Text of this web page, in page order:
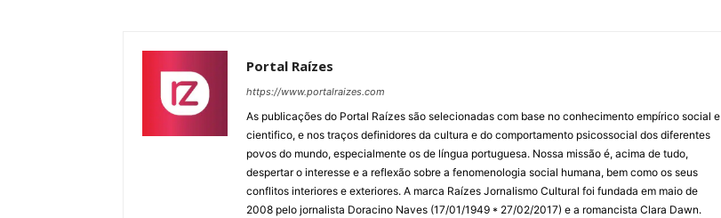
Portal Raízes
https://www.portalraizes.com
As publicações do Portal Raízes são selecionadas com base no conhecimento empírico social e
cientifico, e nos traços definidores da cultura e do comportamento psicossocial dos diferentes
povos do mundo, especialmente os de língua portuguesa. Nossa missão é, acima de tudo,
despertar o interesse e a reflexão sobre a fenomenologia social humana, bem como os seus
conflitos interiores e exteriores. A marca Raízes Jornalismo Cultural foi fundada em maio de
2008 pelo jornalista Doracino Naves (17/01/1949 * 27/02/2017) e a romancista Clara Dawn.